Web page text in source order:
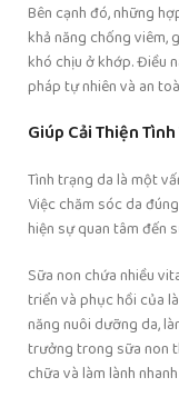
Bên cạnh đó, những
khả năng chống viêm,
khó chịu ở khớp. Điều
pháp tự nhiên và an
Giúp Cải Thiện
Tình trạng da là một
Việc chăm sóc da
hiện sự quan tâm đến
Sữa non chứa nhiều
triển và phục hồi của
năng nuôi dưỡng da,
trưởng trong sữa non
chữa và làm lành